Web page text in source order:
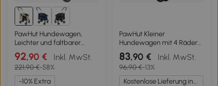
PawHut Hundewagen,
Leichter und faltbarer
Transportwagen für kleine
Hunde, waschbares Kissen,
Netzfenster, Khaki
92,90 € Inkl. MwSt.
221,90 €-58%
-10% Extra
PawHut Kleiner
Hundewagen mit 4 Rädern,
Bremse, Korb, Verdeck,
Sicherheitsgurten und
Fenstern 67x45x96 cm
Hellgrau
83,90 € Inkl. MwSt.
96,90 €-13%
Kostenlose Lieferung innerhalb Deutschlands